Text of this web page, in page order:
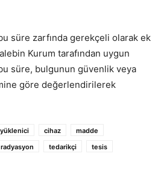
süre zarfında gerekçeli olarak ek
Kurum tarafından uygun
süre, bulgunun güvenlik veya
göre değerlendirilerek
cihaz
madde
tedarikçi
tesis